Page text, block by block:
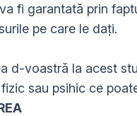
fi garantată prin
pe care le dați.
d-voastră la acest
sau psihic ce